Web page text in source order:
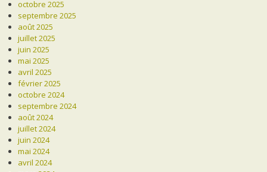
octobre 2025
septembre 2025
août 2025
juillet 2025
juin 2025
mai 2025
avril 2025
février 2025
octobre 2024
septembre 2024
août 2024
juillet 2024
juin 2024
mai 2024
avril 2024